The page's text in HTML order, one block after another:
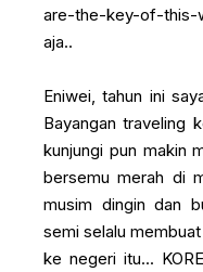
are-the-key-of-this-
aja..
Eniwei, tahun ini
Bayangan traveling
kunjungi pun makin
bersemu merah di
musim dingin dan
semi selalu
ke negeri itu...